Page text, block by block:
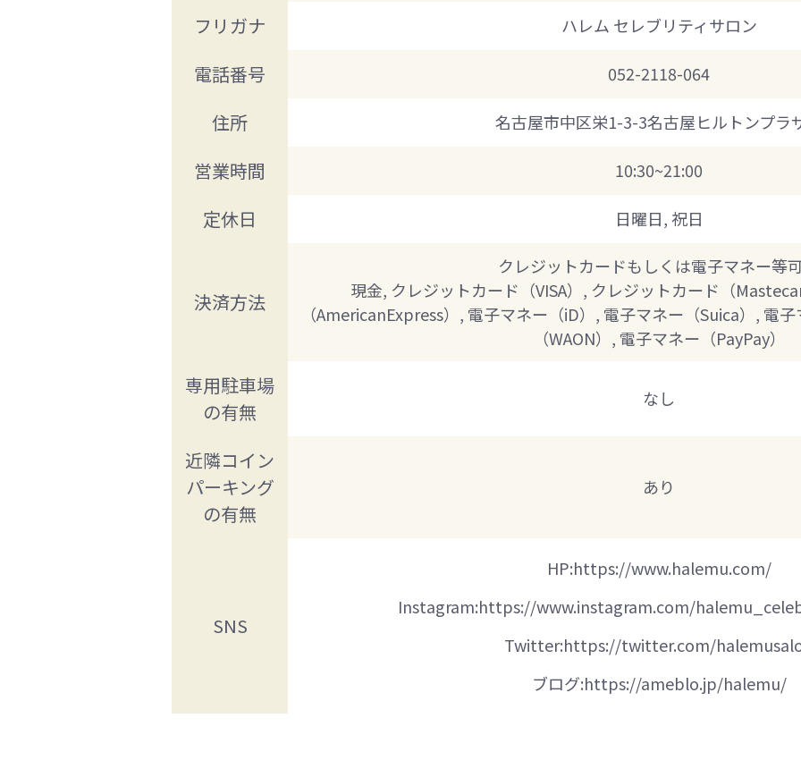
フリガナ ハレム セレブリティサロン
電話番号 052-2118-064
住所 名古屋市中区栄1-3-3名古屋ヒルトンプラ
営業時間 10:30~21:00
定休日 日曜日, 祝日
決済方法
クレジットカードもしくは電子マネー等
現金, クレジットカード（VISA）, クレジットカード（
（AmericanExpress）, 電子マネー（iD）, 電子マネー（Suica）, 電
（WAON）, 電子マネー（PayPay）
専用駐車場
の有無
なし
近隣コイン
パーキング
の有無
あり
SNS
HP:https://www.halemu.com/
Instagram:https://www.instagram.com/
Twitter:https://twitter.com/
ブログ:https://ameblo.jp/halemu/